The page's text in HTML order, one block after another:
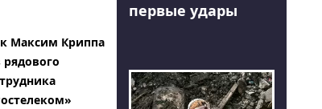
Максим Криппа
рядового
первые удары